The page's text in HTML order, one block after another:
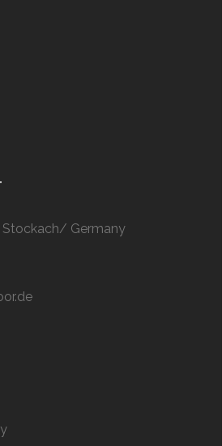
Stockach/ Germany